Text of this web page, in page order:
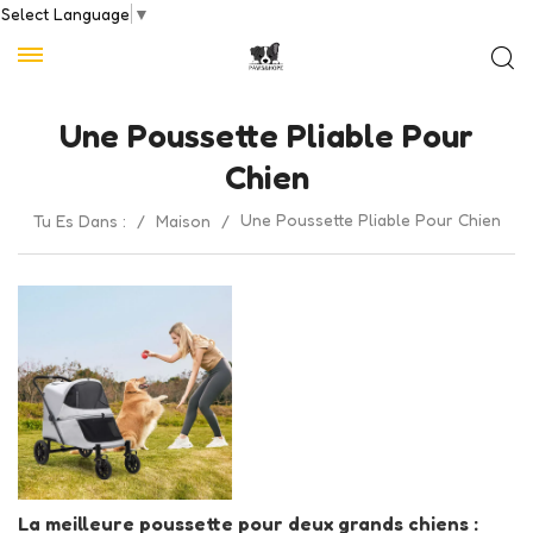
Select Language ▼
Une Poussette Pliable Pour
Chien
Tu Es Dans : / Maison / Une Poussette Pliable Pour Chien
La meilleure poussette pour deux grands chiens :